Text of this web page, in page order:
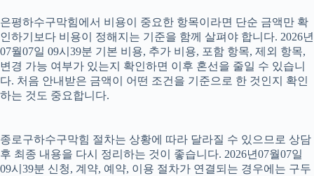
은평하수구막힘에서 비용이 중요한 항목이라면 단순 금액만 확
인하기보다 비용이 정해지는 기준을 함께 살펴야 합니다. 2026년
07월07일 09시39분 기본 비용, 추가 비용, 포함 항목, 제외 항목,
변경 가능 여부가 있는지 확인하면 이후 혼선을 줄일 수 있습니
다. 처음 안내받은 금액이 어떤 조건을 기준으로 한 것인지 확인
하는 것도 중요합니다.
종로구하수구막힘 절차는 상황에 따라 달라질 수 있으므로 상담
후 최종 내용을 다시 정리하는 것이 좋습니다. 2026년07월07일
09시39분 신청, 계약, 예약, 이용 절차가 연결되는 경우에는 구두